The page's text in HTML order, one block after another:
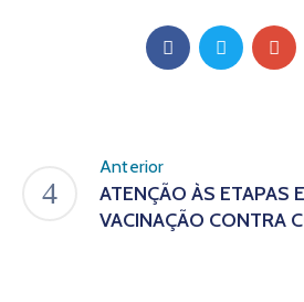
Anterior
ATENÇÃO ÀS ETAPAS
VACINAÇÃO CONTRA